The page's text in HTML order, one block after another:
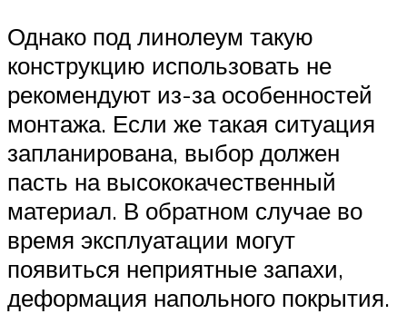
Однако под линолеум такую
конструкцию использовать не
рекомендуют из-за особенностей
монтажа. Если же такая ситуация
запланирована, выбор должен
пасть на высококачественный
материал. В обратном случае во
время эксплуатации могут
появиться неприятные запахи,
деформация напольного покрытия.